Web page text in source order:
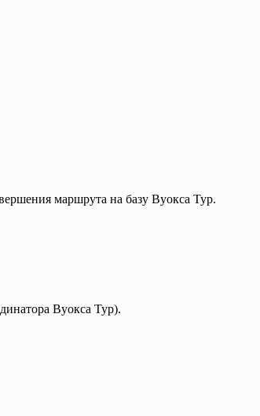
маршрута на базу Вуокса Тур.
Вуокса Тур).